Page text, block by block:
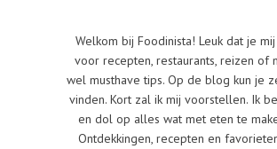
Welkom bij Foodinista! Leuk dat je
voor recepten, restaurants, reizen of
wel musthave tips. Op de blog kun je
vinden. Kort zal ik mij voorstellen. Ik
en dol op alles wat met eten te
Ontdekkingen, recepten en